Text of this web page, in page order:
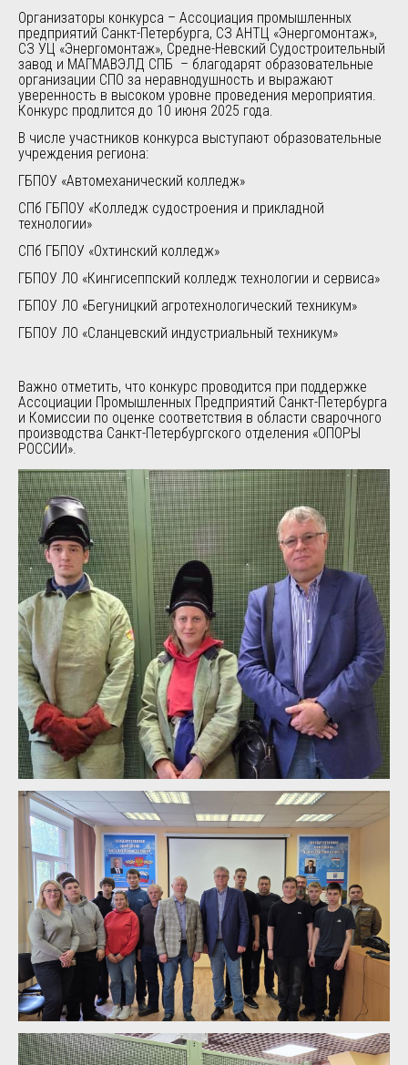
Организаторы конкурса – Ассоциация промышленных
предприятий Санкт-Петербурга, СЗ АНТЦ «Энергомонтаж»,
СЗ УЦ «Энергомонтаж», Средне-Невский Судостроительный
завод и МАГМАВЭЛД СПБ – благодарят образовательные
организации СПО за неравнодушность и выражают
уверенность в высоком уровне проведения мероприятия.
Конкурс продлится до 10 июня 2025 года.
В числе участников конкурса выступают образовательные
учреждения региона:
ГБПОУ «Автомеханический колледж»
СПб ГБПОУ «Колледж судостроения и прикладной
технологии»
СПб ГБПОУ «Охтинский колледж»
ГБПОУ ЛО «Кингисеппский колледж технологии и сервиса»
ГБПОУ ЛО «Бегуницкий агротехнологический техникум»
ГБПОУ ЛО «Сланцевский индустриальный техникум»
Важно отметить, что конкурс проводится при поддержке
Ассоциации Промышленных Предприятий Санкт-Петербурга
и Комиссии по оценке соответствия в области сварочного
производства Санкт-Петербургского отделения «ОПОРЫ
РОССИИ».